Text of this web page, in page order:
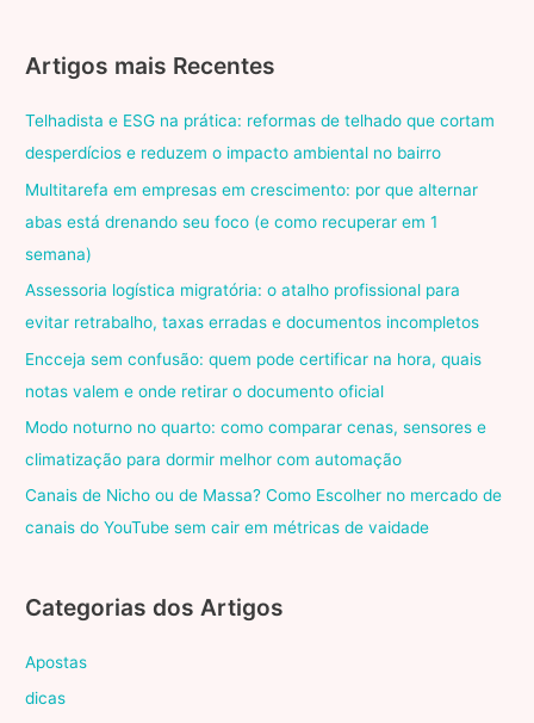
Artigos mais Recentes
Telhadista e ESG na prática: reformas de telhado que cortam
desperdícios e reduzem o impacto ambiental no bairro
Multitarefa em empresas em crescimento: por que alternar
abas está drenando seu foco (e como recuperar em 1
semana)
Assessoria logística migratória: o atalho profissional para
evitar retrabalho, taxas erradas e documentos incompletos
Encceja sem confusão: quem pode certificar na hora, quais
notas valem e onde retirar o documento oficial
Modo noturno no quarto: como comparar cenas, sensores e
climatização para dormir melhor com automação
Canais de Nicho ou de Massa? Como Escolher no mercado de
canais do YouTube sem cair em métricas de vaidade
Categorias dos Artigos
Apostas
dicas